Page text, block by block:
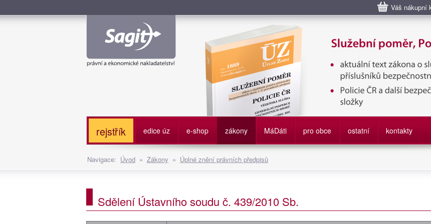
Váš nákupní
Služební poměr příslušníků bezpečnostních sborů, Policie ČR,
služby
rejstřík edice úz e-shop zákony MáDáti pro obce ostatní kontakty
Navigace: Úvod » Zákony » Úplné znění právních předpisů
Sdělení Ústavního soudu č. 439/2010 Sb.